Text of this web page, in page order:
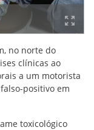
no norte do
clínicas ao
a um motorista
positivo em
toxicológico